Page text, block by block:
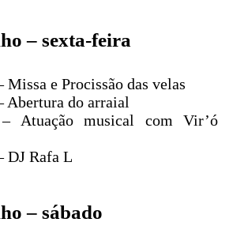
– sexta-feira
Missa e Procissão das velas
Abertura do arraial
Atuação musical com Vir’ó
DJ Rafa L
– sábado